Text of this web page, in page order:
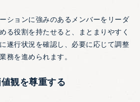
ションに強みのあるメンバーをリーダ
る役割を持たせると、まとまりやすく
遂行状況を確認し、必要に応じて調整
務を進められます。
観を尊重する